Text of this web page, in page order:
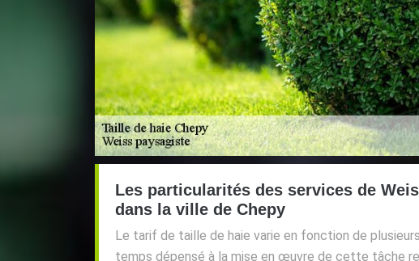
Les particularités des services de
dans la ville de Chepy
Le tarif de taille de haie varie en fonction de
temps dépensé à la mise en œuvre de cette tâche